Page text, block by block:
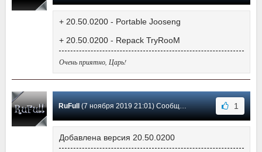
+ 20.50.0200 - Portable Jooseng
+ 20.50.0200 - Repack TryRooM
Очень приятно, Царь!
RuFull(7 ноября 2019 21:01) Сообщение #555 1
Добавлена версия 20.50.0200